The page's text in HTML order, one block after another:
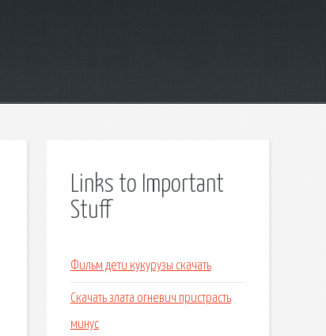
Links to Important
Stuff
Фильм дети кукурузы скачать
Скачать злата огневич пристрасть
минус